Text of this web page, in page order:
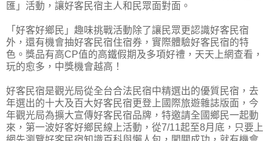
匯」活動，讓好客民宿主人和民眾面對面。
「好客好鄉民」趣味挑戰活動除了讓民眾更認識好客民宿
外，還有機會抽好客民宿住宿券，實際體驗好客民宿的特
色。獎品有高CP值的高鐵假期及多項好禮，天天上網查看，
玩的愈多，中獎機會越高！
好客民宿是觀光局從全台合法民宿中精選出的優質民宿，去
年選出的十大及百大好客民宿更登上國際旅遊雜誌版面，今
年觀光局為擴大宣傳好客民宿品牌，特邀請全國鄉民一起動
來，第一波好客好鄉民線上活動，從7/11起至8月底，只要上